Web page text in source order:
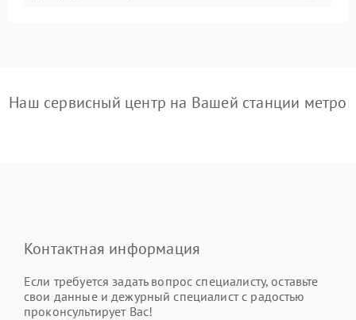
Наш сервисный центр на Вашей станции метро
Контактная информация
Если требуется задать вопрос специалисту, оставьте
свои данные и дежурный специалист с радостью
проконсультирует Вас!